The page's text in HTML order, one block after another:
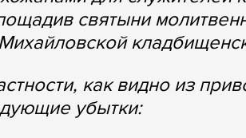
святыни
как видно из
убытки: